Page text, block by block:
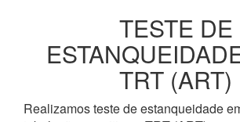
TESTE DE
TRT (ART)
Realizamos teste de estanqueidade